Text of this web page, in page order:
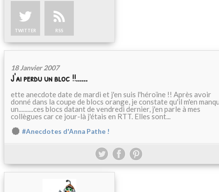
TWITTER RSS
18 Janvier 2007
J'ai perdu un bloc !!......
ette anecdote date de mardi et j'en suis l'héroïne !! Après avoir
donné dans la coupe de blocs orange, je constate qu'il m'en
un..........ces blocs datant de vendredi dernier, j'en parle à mes
collègues car ce jour-là j'étais en RTT. Elles sont...
#Anecdotes d'Anna Pathe !